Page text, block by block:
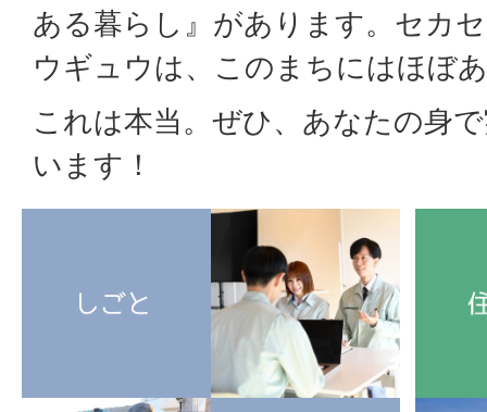
ある暮らし』があります。セカ
ウギュウは、このまちにはほぼ
これは本当。ぜひ、あなたの身
います！